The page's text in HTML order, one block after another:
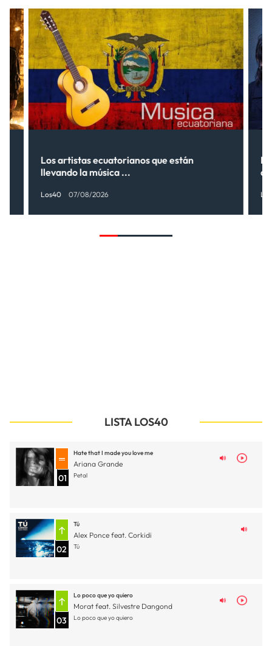
Los artistas ecuatorianos que están
llevando la música ...
Los40 07/08/2026
LISTA LOS40
01
Hate that I made you love me
Ariana Grande
Petal
02
Tú
Alex Ponce feat. Corkidi
Tú
03
Lo poco que yo quiero
Morat feat. Silvestre Dangond
Lo poco que yo quiero